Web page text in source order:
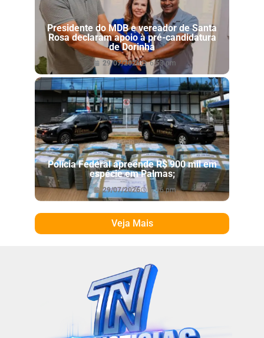
Presidente do MDB e vereador de Santa
Rosa declaram apoio à pré-candidatura
de Dorinha
29/07/2026 6:53 pm
Polícia Federal apreende R$ 900 mil em
espécie em Palmas;
29/07/2026 6:46 pm
Veja Mais